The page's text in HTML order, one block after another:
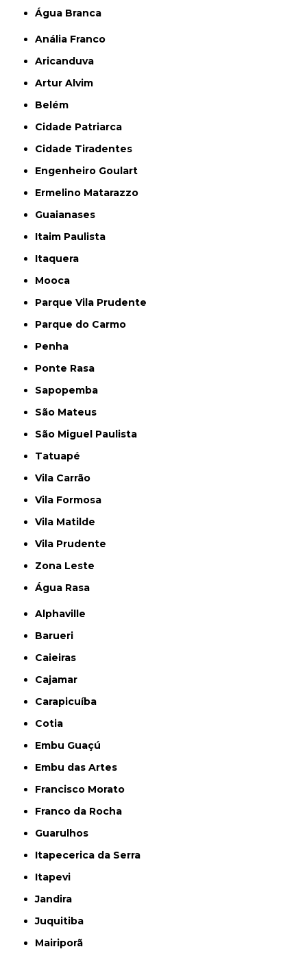
Água Branca
Anália Franco
Aricanduva
Artur Alvim
Belém
Cidade Patriarca
Cidade Tiradentes
Engenheiro Goulart
Ermelino Matarazzo
Guaianases
Itaim Paulista
Itaquera
Mooca
Parque Vila Prudente
Parque do Carmo
Penha
Ponte Rasa
Sapopemba
São Mateus
São Miguel Paulista
Tatuapé
Vila Carrão
Vila Formosa
Vila Matilde
Vila Prudente
Zona Leste
Água Rasa
Alphaville
Barueri
Caieiras
Cajamar
Carapicuíba
Cotia
Embu Guaçú
Embu das Artes
Francisco Morato
Franco da Rocha
Guarulhos
Itapecerica da Serra
Itapevi
Jandira
Juquitiba
Mairiporã